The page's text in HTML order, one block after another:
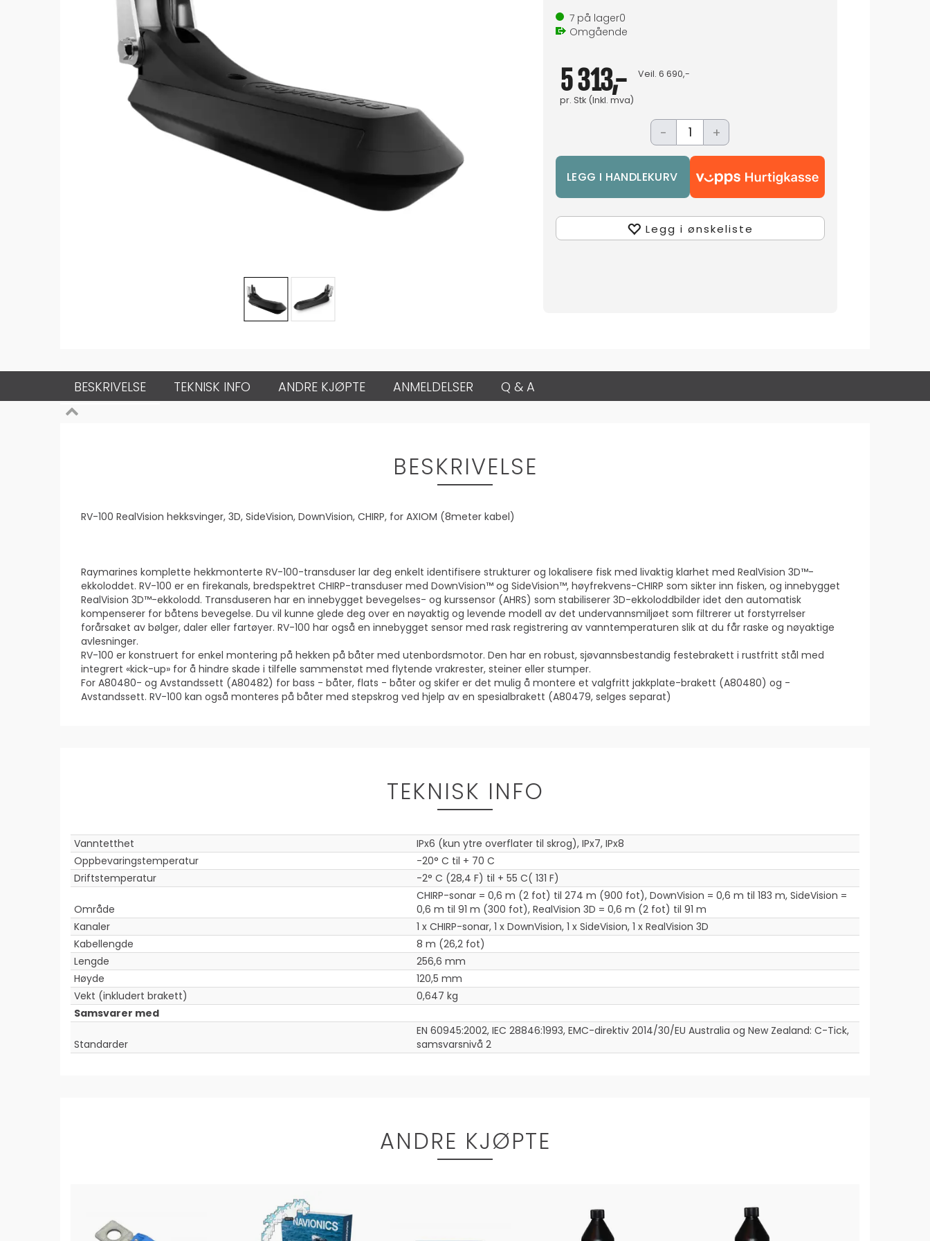
7på lager0
Omgående
5 313,-
pr. Stk(Inkl. mva)
Veil. 6 690,-
- +
Legg i ønskeliste
BESKRIVELSE TEKNISK INFO ANDRE KJØPTE ANMELDELSER Q & A
BESKRIVELSE
RV-100 RealVision hekksvinger, 3D, SideVision, DownVision, CHIRP, for AXIOM (8meter kabel)
Raymarines komplette hekkmonterte RV-100-transduser lar deg enkelt identifisere strukturer og lokalisere fisk med livaktig klarhet med RealVision 3D™-
ekkoloddet. RV-100 er en firekanals, bredspektret CHIRP-transduser med DownVision™ og SideVision™, høyfrekvens-CHIRP som sikter inn fisken, og innebygget
RealVision 3D™-ekkolodd. Transduseren har en innebygget bevegelses- og kurssensor (AHRS) som stabiliserer 3D-ekkoloddbilder idet den automatisk
kompenserer for båtens bevegelse. Du vil kunne glede deg over en nøyaktig og levende modell av det undervannsmiljøet som filtrerer ut forstyrrelser
forårsaket av bølger, daler eller fartøyer. RV-100 har også en innebygget sensor med rask registrering av vanntemperaturen slik at du får raske og nøyaktige
avlesninger.
RV-100 er konstruert for enkel montering på hekken på båter med utenbordsmotor. Den har en robust, sjøvannsbestandig festebrakett i rustfritt stål med
integrert «kick-up» for å hindre skade i tilfelle sammenstøt med flytende vrakrester, steiner eller stumper.
For A80480- og Avstandssett (A80482) for bass - båter, flats - båter og skifer er det mulig å montere et valgfritt jakkplate-brakett (A80480) og -
Avstandssett. RV-100 kan også monteres på båter med stepskrog ved hjelp av en spesialbrakett (A80479, selges separat)
TEKNISK INFO
Vanntetthet
IPx6 (kun ytre overflater til skrog), IPx7, IPx8
Oppbevaringstemperatur
-20° C til + 70 C
Driftstemperatur
-2° C (28,4 F) til + 55 C( 131 F)
Område
CHIRP-sonar = 0,6 m (2 fot) til 274 m (900 fot), DownVision = 0,6 m til 183 m, SideVision =
0,6 m til 91 m (300 fot), RealVision 3D = 0,6 m (2 fot) til 91 m
Kanaler
1 x CHIRP-sonar, 1 x DownVision, 1 x SideVision, 1 x RealVision 3D
Kabellengde
8 m (26,2 fot)
Lengde
256,6 mm
Høyde
120,5 mm
Vekt (inkludert brakett)
0,647 kg
Samsvarer med
Standarder
EN 60945:2002, IEC 28846:1993, EMC-direktiv 2014/30/EU Australia og New Zealand: C-Tick,
samsvarsnivå 2
ANDRE KJØPTE